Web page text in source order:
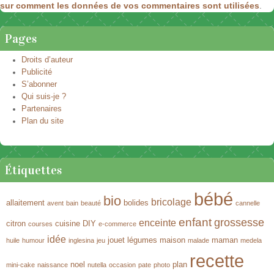
sur comment les données de vos commentaires sont utilisées.
Pages
Droits d’auteur
Publicité
S’abonner
Qui suis-je ?
Partenaires
Plan du site
Étiquettes
allaitement avent bain beauté bio bolides bricolage bébé cannelle
citron courses cuisine DIY e-commerce enceinte enfant grossesse
huile humour idée inglesina jeu jouet légumes maison malade maman medela
mini-cake naissance noel nutella occasion pate photo plan recette